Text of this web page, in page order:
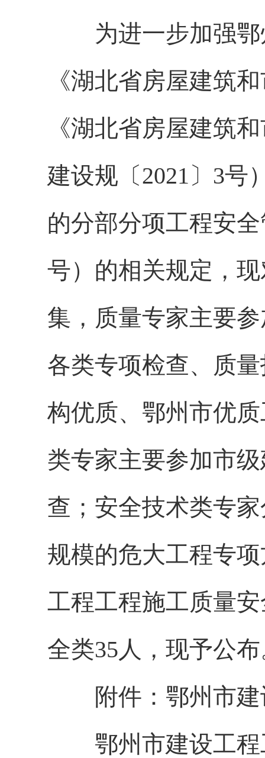
为进一步加强
《湖北省房屋建筑
《湖北省房屋建筑
建设规〔2021〕3号
的分部分项工程安
号）的相关规定，
集，质量专家主要
各类专项检查、质
构优质、鄂州市优
类专家主要参加市级
查； 安全技术类专
规模的危大工程专
工程工程施工质量
全类35人， 现予公布
附件：鄂州市
鄂州市建设工程